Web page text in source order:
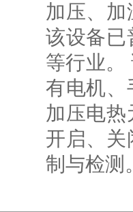
加压、
该设备已
等行业。
有电机、
加压电
开启、关
制与检测